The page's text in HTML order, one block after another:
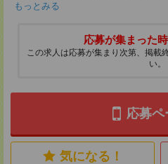
もっとみる
応募が集まった
この求人は応募が集まり次第、掲載
い。
応募ペ
気になる！